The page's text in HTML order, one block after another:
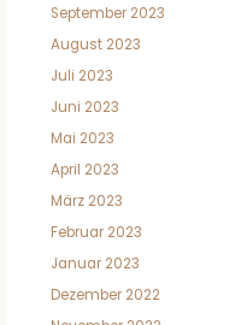
September 2023
August 2023
Juli 2023
Juni 2023
Mai 2023
April 2023
März 2023
Februar 2023
Januar 2023
Dezember 2022